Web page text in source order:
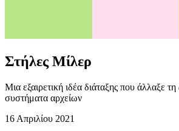
Στήλες Μίλερ
Μια εξαιρετική ιδέα διάταξης που άλλαξε τη